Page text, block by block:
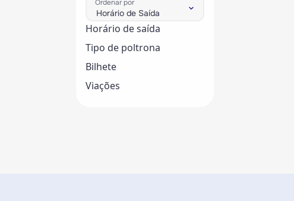
Ordenar por
Horário de Saída keyboard_arrow_down
Horário de saída
Tipo de poltrona
Bilhete
Viações